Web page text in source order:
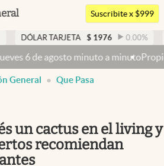
QUIÉN
Argentina
México
Suscribite x $999
TARJETA $ 1976 0.00% DÓLAR
a minuto Propiedad privada: mientras
General Que Pasa
un cactus en el living y
recomiendan